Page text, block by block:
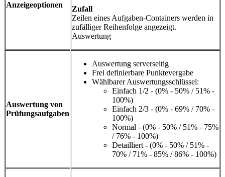
Anzeigeoptionen
Zufall
Zeilen eines Aufgaben-Containers werden in
zufälliger Reihenfolge angezeigt.
Auswertung
Auswertung von
Prüfungsaufgaben
Auswertung serverseitig
Frei definierbare Punktevergabe
Wählbarer Auswertungsschlüssel:
Einfach 1/2 - (0% - 50% / 51% -
100%)
Einfach 2/3 - (0% - 69% / 70% -
100%)
Normal - (0% - 50% / 51% - 75%
/ 76% - 100%)
Detailliert - (0% - 50% / 51% -
70% / 71% - 85% / 86% - 100%)